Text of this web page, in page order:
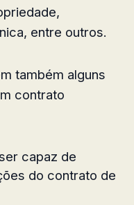
entre outros.
também alguns
contrato
capaz de
do contrato de